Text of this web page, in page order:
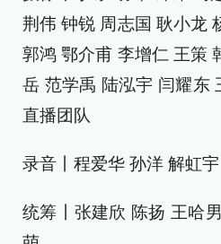
荆伟 钟锐 周志国 耿小龙
郭鸿 鄂介甫 李增仁 王策
岳 范学禹 陆泓宇 闫耀东
直播团队
录音丨程爱华 孙洋 解虹宇
统筹丨张建欣 陈扬 王哈